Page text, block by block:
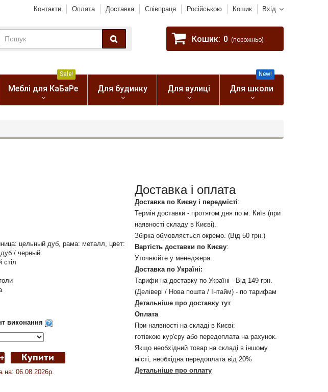
Вхід
Контакти Оплата Доставка Співпраця Російською Кошик
Кошик: 0 (порожньо)
Меблі для КаБаРе
Sale!
Для будинку Для вулиці Для школи
New!
цельный дуб, рама: металл, цвет:
/ черный.
стіл
виконання
на: 06.08.2026р.
Доставка і оплата
Доставка по Києву і передмісті:
Термін доставки - протягом дня по м. Київ (при
наявності складу в Києві).
Збірка обмовляється окремо. (Від 50 грн.)
Вартість доставки по Києву:
Уточнюйте у менеджера
Доставка по Україні:
Тарифи на доставку по Україні - Від 149 грн.
(Делівері / Нова пошта / Інтайм) - по тарифам
Детальніше про доставку тут
Оплата
При наявності на складі в Києві:
готівкою кур'єру або передоплата на рахунок.
Якщо необхідний товар на складі в іншому
місті, необхідна передоплата від 20%
Детальніше про оплату